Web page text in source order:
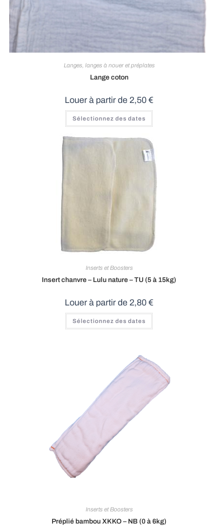
Langes, langes à nouer et préplates
Lange coton
Louer à partir de 2,50 €
Sélectionnez des dates
a
Les
options
peuvent
être
choisies
la
Inserts et Boosters
Insert chanvre – Lulu nature – TU (5 à 15kg)
Louer à partir de 2,80 €
Sélectionnez des dates
Inserts et Boosters
Préplié bambou XKKO – NB (0 à 6kg)